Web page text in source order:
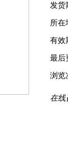
发货
所在
有效
最后
浏览
在线